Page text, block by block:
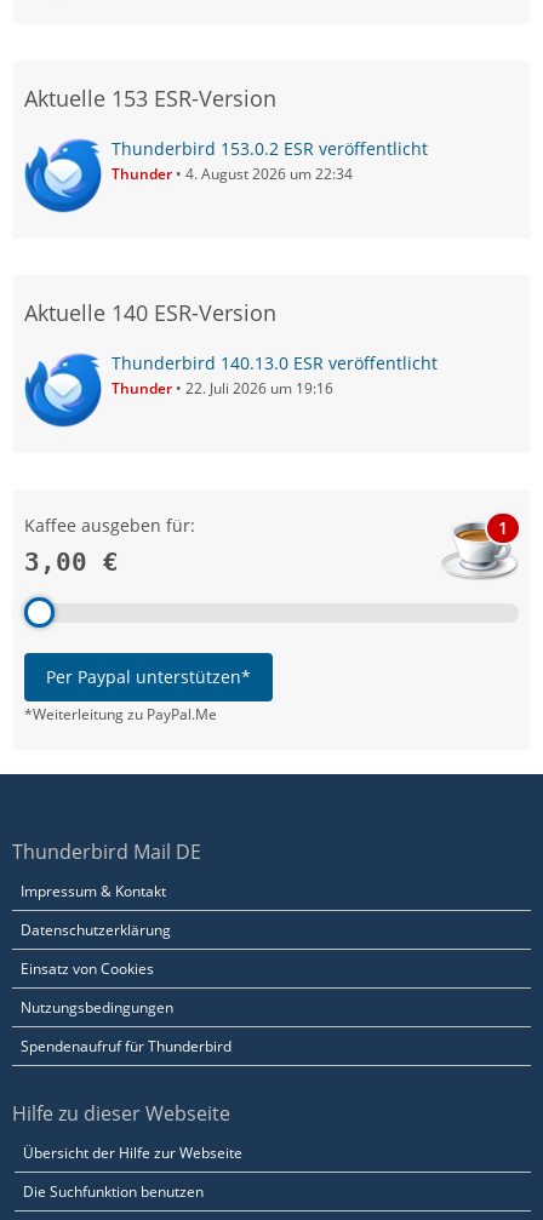
Aktuelle 153 ESR-Version
Thunderbird 153.0.2 ESR veröffentlicht
Thunder 4. August 2026 um 22:34
Aktuelle 140 ESR-Version
Thunderbird 140.13.0 ESR veröffentlicht
Thunder 22. Juli 2026 um 19:16
Kaffee ausgeben für:
3,00 €
1
Per Paypal unterstützen*
*Weiterleitung zu PayPal.Me
Thunderbird Mail DE
Impressum & Kontakt
Datenschutzerklärung
Einsatz von Cookies
Nutzungsbedingungen
Spendenaufruf für Thunderbird
Hilfe zu dieser Webseite
Übersicht der Hilfe zur Webseite
Die Suchfunktion benutzen